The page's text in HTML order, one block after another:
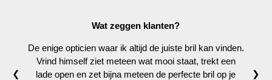
Wat zeggen klanten?
De enige opticien waar ik altijd de juiste bril kan vinden.
Vrind himself ziet meteen wat mooi staat, trekt een
lade open en zet bijna meteen de perfecte bril op je
❮ ❯